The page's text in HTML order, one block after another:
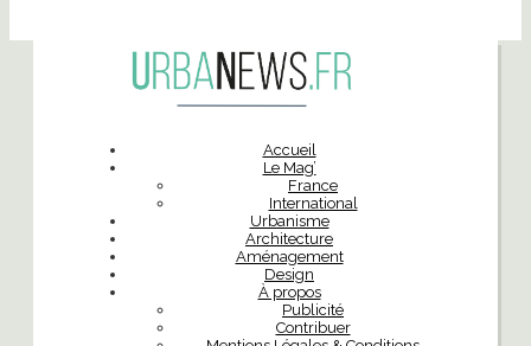
Accueil
Le Mag’
France
International
Urbanisme
Architecture
Aménagement
Design
À propos
Publicité
Contribuer